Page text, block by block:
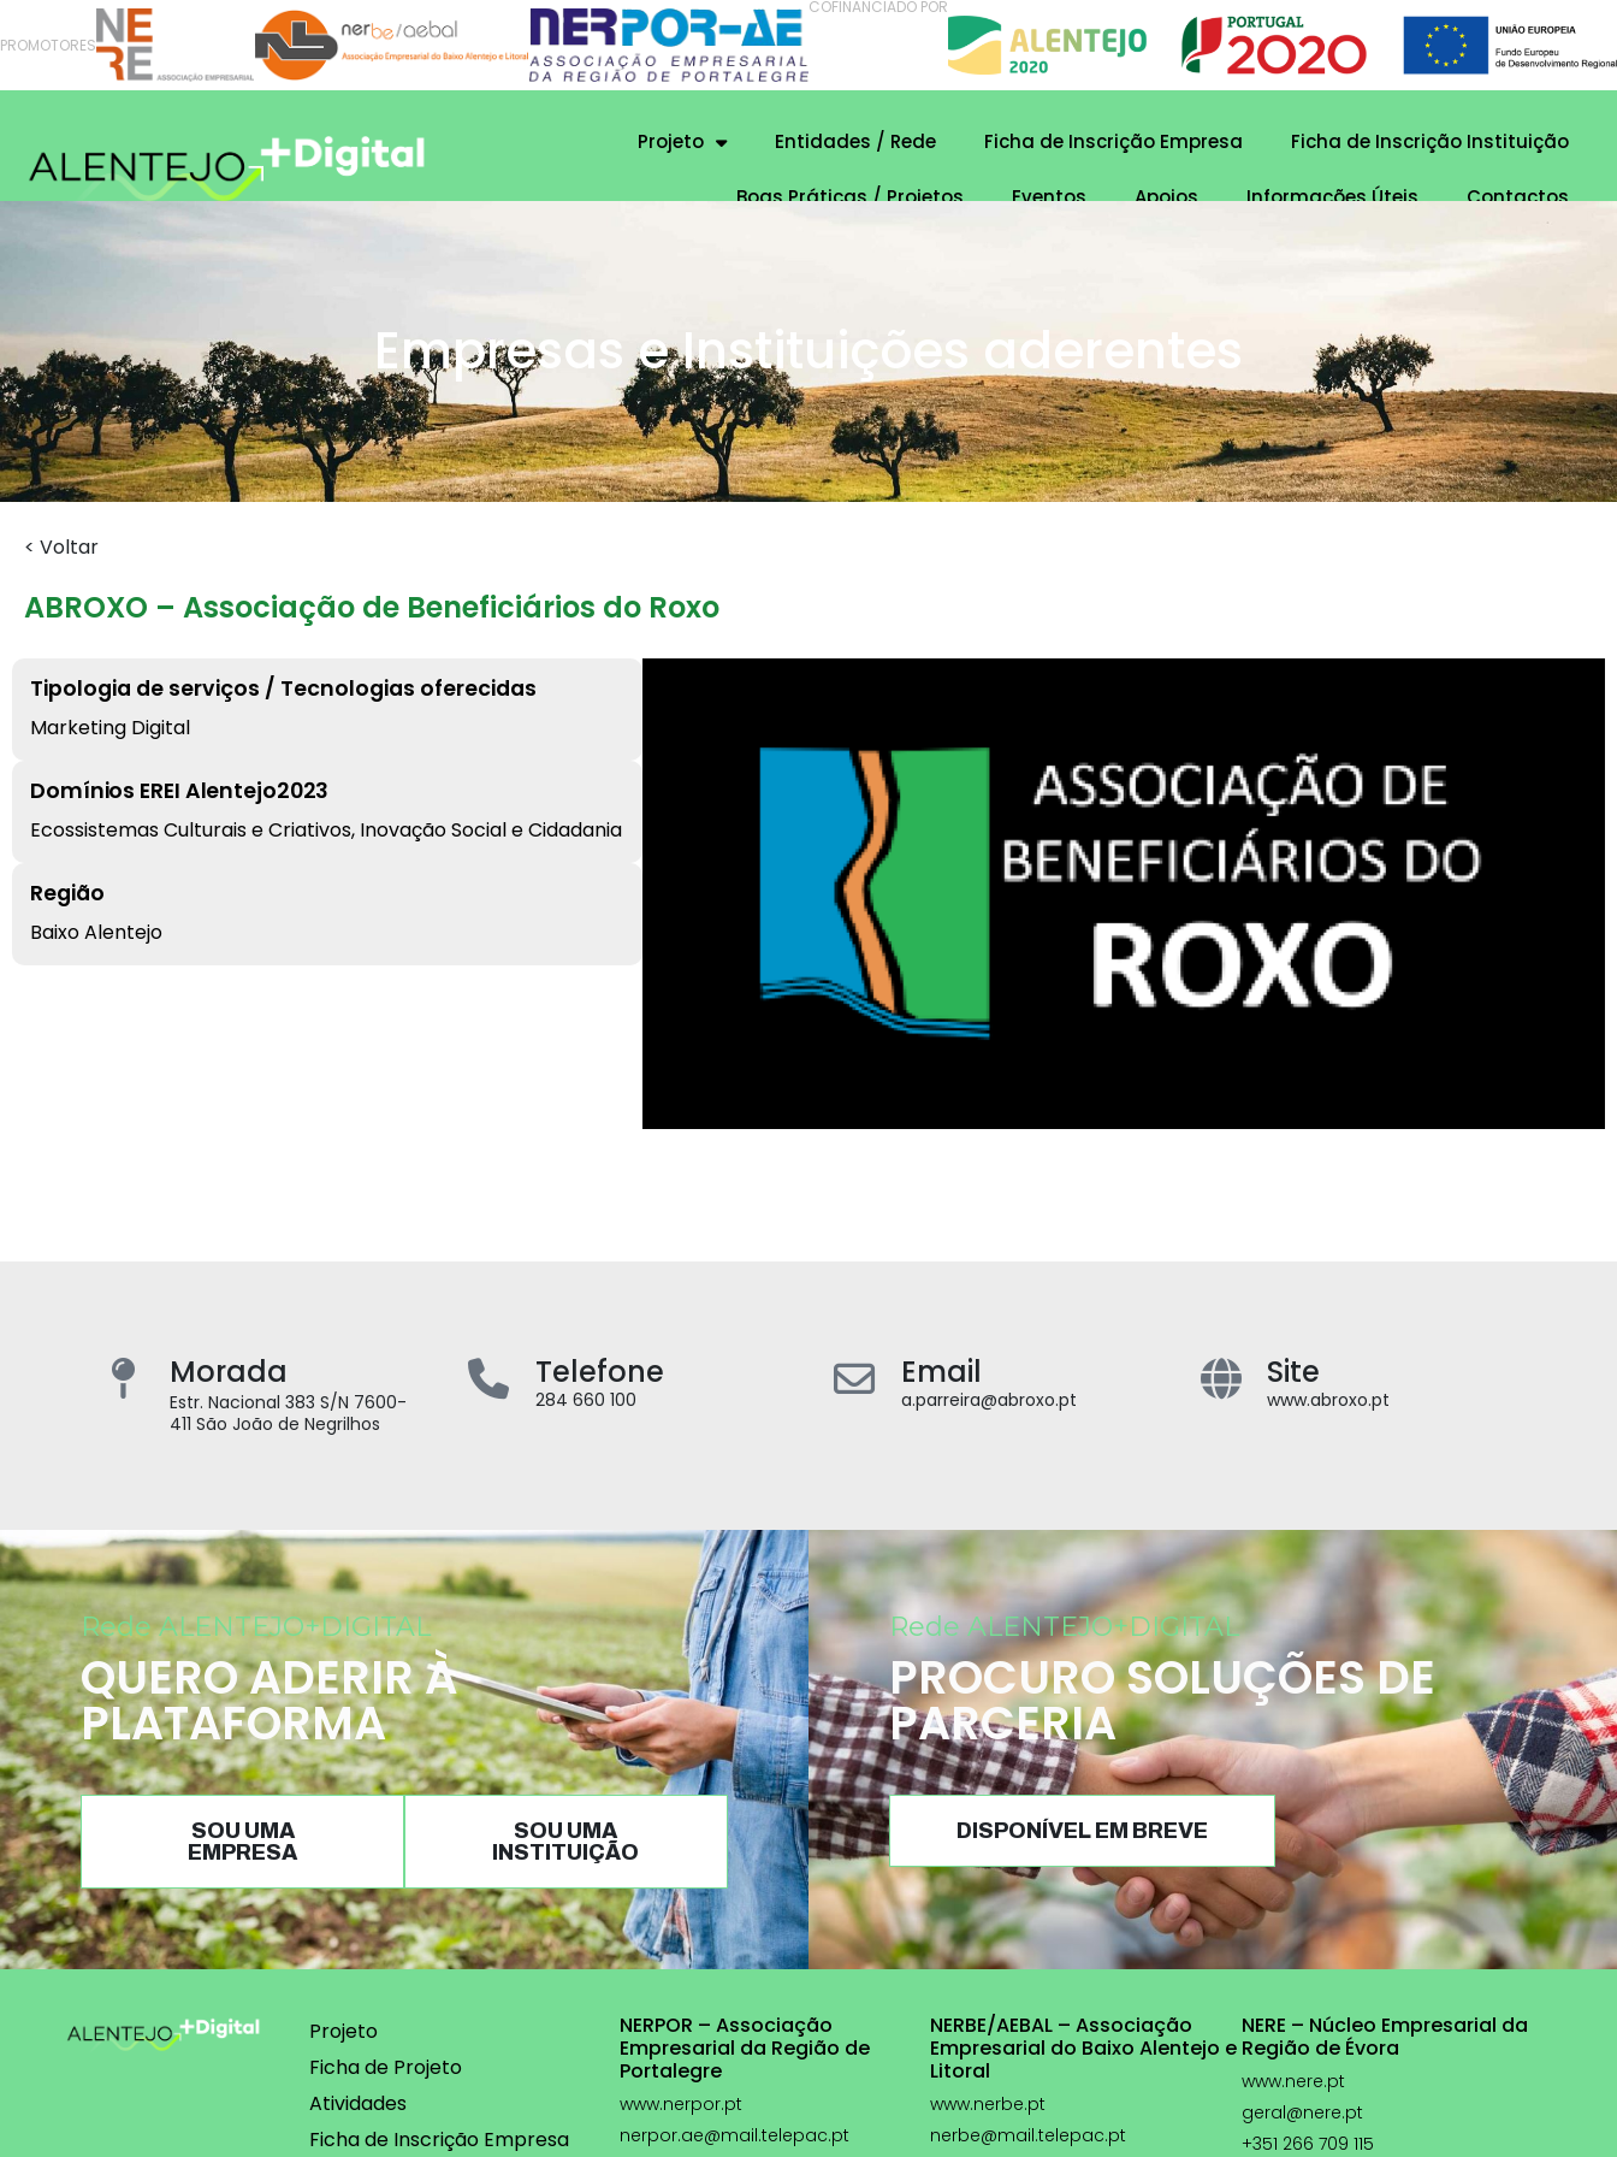
PROMOTORES
COFINANCIADO POR
Projeto Entidades / Rede Ficha de Inscrição Empresa Ficha de Inscrição Instituição
Boas Práticas / Projetos Eventos Apoios Informações Úteis Contactos
Empresas e Instituições aderentes
< Voltar
ABROXO – Associação de Beneficiários do Roxo
Tipologia de serviços / Tecnologias oferecidas
Marketing Digital
Domínios EREI Alentejo2023
Ecossistemas Culturais e Criativos, Inovação Social e Cidadania
Região
Baixo Alentejo
Morada
Estr. Nacional 383 S/N 7600-
411 São João de Negrilhos
Telefone
284 660 100
Email
a.parreira@abroxo.pt
Site
www.abroxo.pt
Rede ALENTEJO+DIGITAL
QUERO ADERIR À
PLATAFORMA
SOU UMA
EMPRESA
SOU UMA
INSTITUIÇÃO
Rede ALENTEJO+DIGITAL
PROCURO SOLUÇÕES DE
PARCERIA
DISPONÍVEL EM BREVE
Projeto
Ficha de Projeto
Atividades
Ficha de Inscrição Empresa
NERPOR – Associação
Empresarial da Região de
Portalegre
www.nerpor.pt
nerpor.ae@mail.telepac.pt
NERBE/AEBAL – Associação
Empresarial do Baixo Alentejo e
Litoral
www.nerbe.pt
nerbe@mail.telepac.pt
NERE – Núcleo Empresarial da
Região de Évora
www.nere.pt
geral@nere.pt
+351 266 709 115